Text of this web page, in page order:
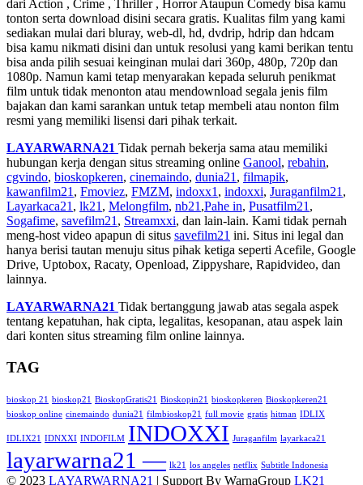
dari Action , Crime , Thriller , Horror Ataupun Comedy bisa kamu
tonton serta download disini secara gratis. Kualitas film yang kami
sediakan mulai dari bluray, web-dl, hd, dvdrip, hdrip dan hdcam
bisa kamu nikmati disini dan untuk resolusi yang kami berikan tentu
bisa anda pilih sesuai keinginan mulai dari 360p, 480p, 720p dan
1080p. Namun kami tetap menyarakan kepada seluruh penikmat
film untuk tidak menonton atau mendownload segala jenis film
bajakan dan kami sarankan untuk tetap membeli atau nonton film
resmi yang memiliki lisensi dari pihak terkait.
LAYARWARNA21 Tidak pernah bekerja sama atau memiliki
hubungan kerja dengan situs streaming online Ganool, rebahin,
cgvindo, bioskopkeren, cinemaindo, dunia21 , filmapik,
kawanfilm21 , Fmoviez, FMZM, indoxx1 , indoxxi, Juraganfilm21 ,
Layarkaca21 , lk21 , Melongfilm, nb21 ,Pahe in, Pusatfilm21 ,
Sogafime, savefilm21 , Streamxxi, dan lain-lain. Kami tidak pernah
meng-host video apapun di situs savefilm21 ini. Situs ini legal dan
hanya berisi tautan menuju situs pihak ketiga seperti Acefile, Google
Drive, Uptobox, Racaty, Openload, Zippyshare, Rapidvideo, dan
lainnya.
LAYARWARNA21 Tidak bertanggung jawab atas segala aspek
tentang kepatuhan, hak cipta, legalitas, kesopanan, atau aspek lain
dari konten situs streaming film online lainnya.
TAG
bioskop 21 bioskop21 BioskopGratis21 Bioskopin21 bioskopkeren Bioskopkeren21
bioskop online cinemaindo dunia21 filmbioskop21 full movie gratis hitman IDLIX
IDLIX21 IDNXXI INDOFILM INDOXXI Juraganfilm layarkaca21
layarwarna21 — lk21 los angeles netflix Subtitle Indonesia
© 2023 LAYARWARNA21 | Support By WarnaGroup LK21